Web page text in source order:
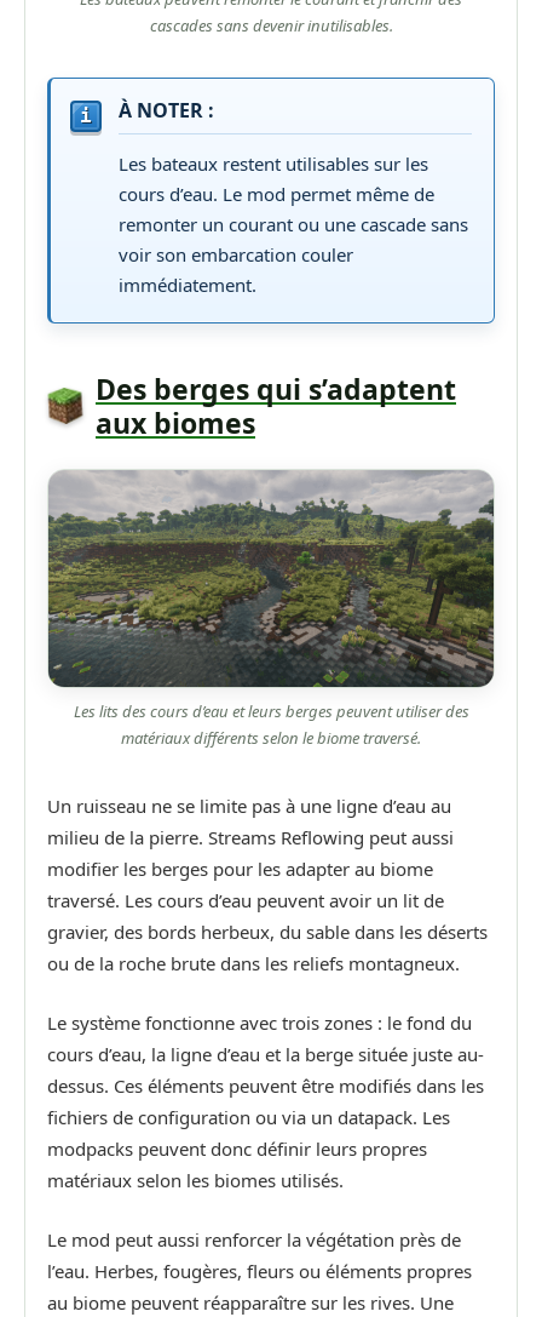
cascades sans devenir inutilisables.
À NOTER :
Les bateaux restent utilisables sur les
cours d’eau. Le mod permet même de
remonter un courant ou une cascade sans
voir son embarcation couler
immédiatement.
Des berges qui s’adaptent
aux biomes
Les lits des cours d’eau et leurs berges peuvent utiliser des
matériaux différents selon le biome traversé.
Un ruisseau ne se limite pas à une ligne d’eau au
milieu de la pierre. Streams Reflowing peut aussi
modifier les berges pour les adapter au biome
traversé. Les cours d’eau peuvent avoir un lit de
gravier, des bords herbeux, du sable dans les déserts
ou de la roche brute dans les reliefs montagneux.
Le système fonctionne avec trois zones : le fond du
cours d’eau, la ligne d’eau et la berge située juste au-
dessus. Ces éléments peuvent être modifiés dans les
fichiers de configuration ou via un datapack. Les
modpacks peuvent donc définir leurs propres
matériaux selon les biomes utilisés.
Le mod peut aussi renforcer la végétation près de
l’eau. Herbes, fougères, fleurs ou éléments propres
au biome peuvent réapparaître sur les rives. Une